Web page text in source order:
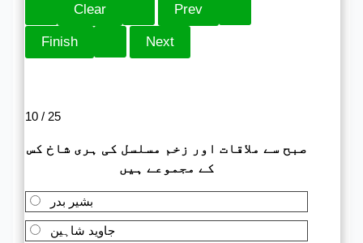
10 / 25
صبح سے ملاقات اور زخم مسلسل کی ہری شاخ کس
کے مجموعے ہیں
بشیر بدر
جاوید شاہین